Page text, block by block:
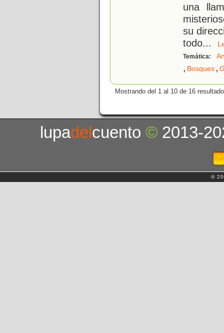
una
su
todo...
Temática:
, Bosques,
Mostrando del 1 al 10 de 16
lupadelcuento© 2013-
©